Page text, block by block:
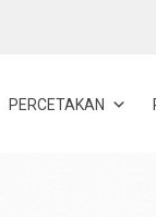
PERCETAKAN